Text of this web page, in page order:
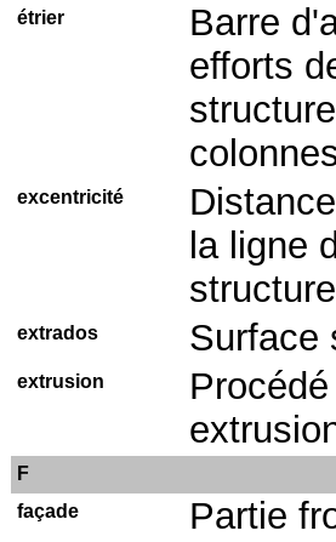
étrier
Barre
efforts
excentricité
la ligne
extrados Surface
extrusion
F
façade
Partie